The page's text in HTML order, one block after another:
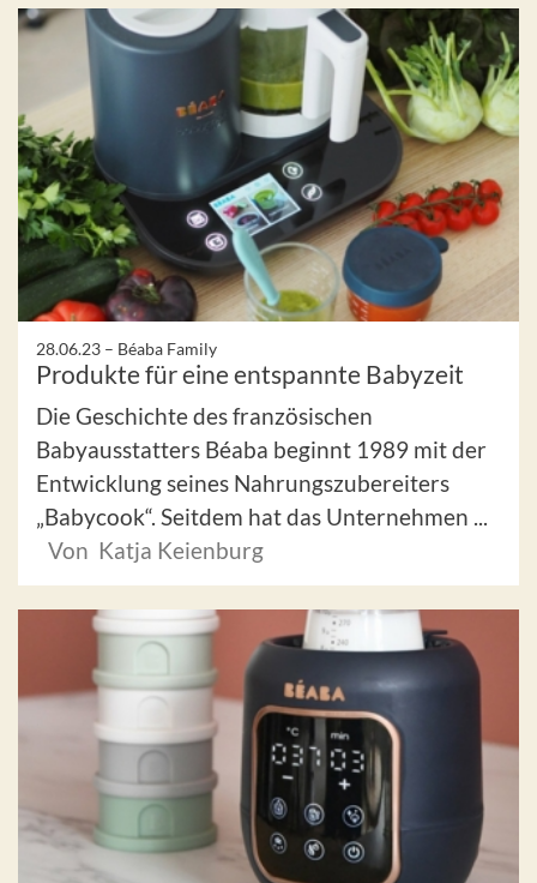
28.06.23 – Béaba Family
Produkte für eine entspannte Babyzeit
Die Geschichte des französischen
Babyausstatters Béaba beginnt 1989 mit der
Entwicklung seines Nahrungszubereiters
„Babycook“. Seitdem hat das Unternehmen ...
Von Katja Keienburg